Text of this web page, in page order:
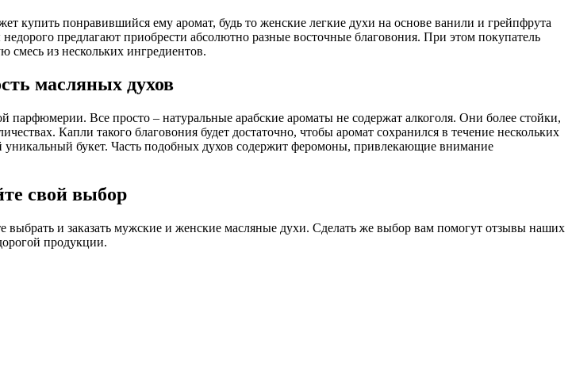
понравившийся ему аромат, будь то женские легкие духи на основе ванили и грейпфрута
предлагают приобрести абсолютно разные восточные благовония. При этом покупатель
смесь из нескольких ингредиентов.
масляных духов
Все просто – натуральные арабские ароматы не содержат алкоголя. Они более стойки,
Капли такого благовония будет достаточно, чтобы аромат сохранился в течение нескольких
уникальный букет. Часть подобных духов содержит феромоны, привлекающие внимание
свой выбор
и заказать мужские и женские масляные духи. Сделать же выбор вам помогут отзывы наших
продукции.